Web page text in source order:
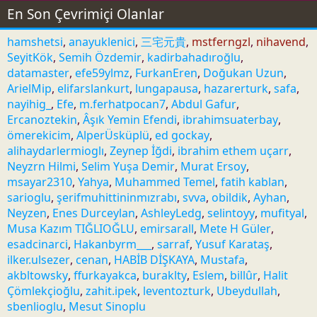
19 Temmuz 2026
Sözlü Eser Didem Yüzüne Nazır Nazır
Yüzüne Didem - Yahya Nazim Efendi -
Şehnaz
19 Temmuz 2026 Faruk İnan
Sözlü Eser Sanma Kim Leyle-i Zülfün
Elemi Bad-ı Heva - Mehmet Ağa (Küçük) -
Şehnaz
19 Temmuz 2026 Faruk İnan
Sözlü Eser Bezm-i Meyde Sakiya Devr
Eylesin Mül Gibi - Seyyid Nuh
(Diyarbekirli) - Şehnaz
19 Temmuz 2026 Faruk İnan
Sözlü Eser
Açıldı Lale-İzarın Ciğerde
Dağ-ı Derun - Dede Efendi - Şehnaz
19 Temmuz 2026 Faruk İnan
Sözlü Eser Seyr Edip Aks-i Ruhun Cam-ı
En Son Çevrimiçi Olanlar
hamshetsi anayuklenici 三宅元貴 mstferngzl nihavend
SeyitKök Semih Özdemir kadirbahadıroğlu
datamaster efe59ylmz FurkanEren Doğukan Uzun
ArielMip elifarslankurt lungapausa hazarerturk safa
nayihig_
Efe m.ferhatpocan7 Abdul Gafur
Ercanoztekin Âşık Yemin Efendi ibrahimsuaterbay
ömerekicim AlperÜsküplü ed gockay
alihaydarlermioglı Zeynep İğdi ibrahim ethem uçarr
Neyzrn Hilmi Selim Yuşa Demir Murat Ersoy
msayar2310 Yahya Muhammed Temel fatih kablan
sarioglu şerifmuhittininmızrabı svva obildik Ayhan
Neyzen Enes Durceylan AshleyLedg selintoyy mufityal
Musa Kazım TIĞLIOĞLU emirsarall Mete H Güler
esadcinarci Hakanbyrm___ sarraf Yusuf Karataş
ilker.ulsezer cenan HABİB DİŞKAYA Mustafa
akbltowsky ffurkayakca buraklty Eslem billûr Halit
Çömlekçioğlu zahit.ipek leventozturk Ubeydullah
sbenlioglu Mesut Sinoplu